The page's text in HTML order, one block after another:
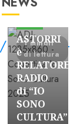
1 minuti
di lettura
Astorri News
ASTORRI
è
RELATORE
RADIO
di “IO
SONO
CULTURA”